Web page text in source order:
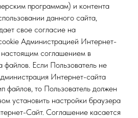
программам) и контента
данного сайта,
свое согласие на
Администрацией Интернет-
соглашением в
файлов. Если Пользователь не
Интернет-сайта
файлов, то Пользователь должен
установить настройки браузера
Сайт. Соглашение касается